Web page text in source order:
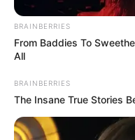
BRAINBERRIES
From Baddies To
All
BRAINBERRIES
The Insane True Stories